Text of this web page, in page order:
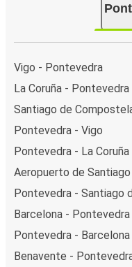
Vigo - Pontevedra
La Coruña - Pontevedra
Santiago de
Pontevedra - Vigo
Pontevedra - La Coruña
Aeropuerto de
Pontevedra - Santiago
Barcelona - Pontevedra
Pontevedra - Barcelona
Benavente -